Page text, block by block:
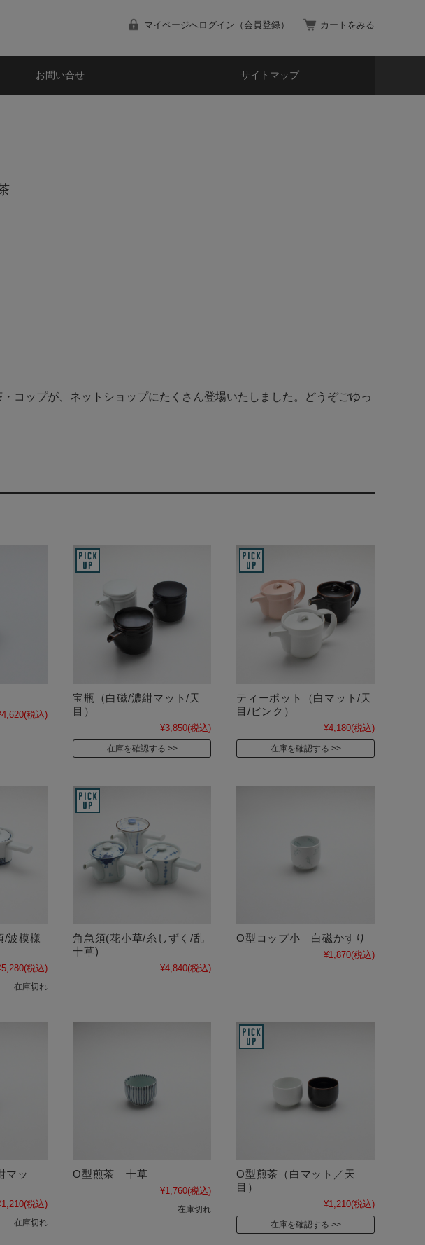
マイページへログイン（会員登録） カートをみる
お問い合せ サイトマップ
コップが、ネットショップにたくさん登場いたしました。どうぞごゆっ
(税込)
宝瓶（白磁/濃紺マット/天
目）
¥3,850(税込)
在庫を確認する
ティーポット（白マット/天
目/ピンク）
¥4,180(税込)
在庫を確認する
/波模様
(税込)
在庫切れ
角急須(花小草/糸しずく/乱
十草)
¥4,840(税込)
O型コップ小 白磁かすり
¥1,870(税込)
マッ
(税込)
在庫切れ
O型煎茶 十草
¥1,760(税込)
在庫切れ
O型煎茶（白マット／天
目）
¥1,210(税込)
在庫を確認する